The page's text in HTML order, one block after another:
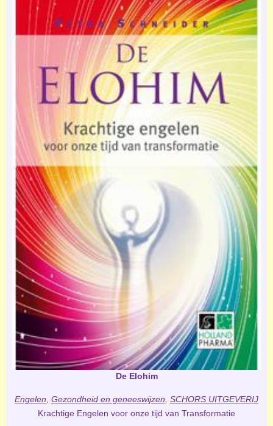
De Elohim
Engelen Gezondheid en geneeswijzen SCHORS UITGEVERIJ
Krachtige Engelen voor onze tijd van Transformatie